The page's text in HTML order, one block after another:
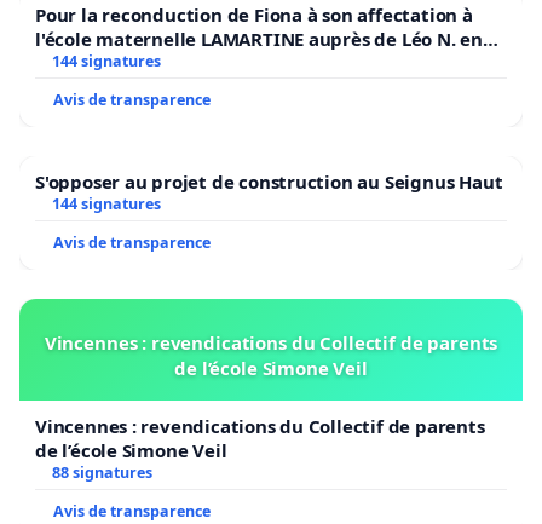
Pour la reconduction de Fiona à son affectation à
l'école maternelle LAMARTINE auprès de Léo N. en
2026/2027
144 signatures
Avis de transparence
S'opposer au projet de construction au Seignus Haut
144 signatures
Avis de transparence
Vincennes : revendications du Collectif de parents
de l’école Simone Veil
Vincennes : revendications du Collectif de parents
de l’école Simone Veil
88 signatures
Avis de transparence